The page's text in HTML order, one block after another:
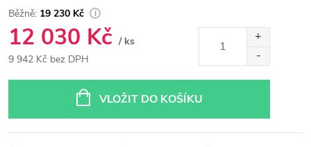
19 230 Kč
12 030 Kč / ks
9 942 Kč bez DPH
VLOŽIT DO KOŠÍKU